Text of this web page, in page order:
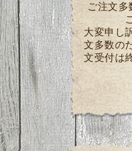
ご注文多
大変申し
文多数の
文受付は